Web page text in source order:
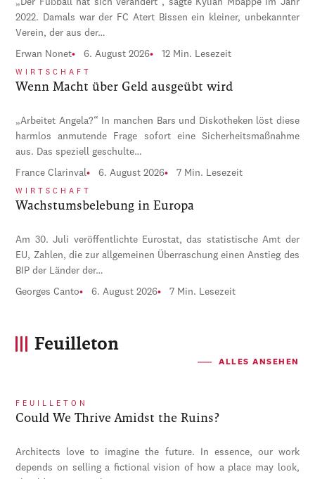
2022. Damals war der FC Atert Bissen ein kleiner, unbekannter
Verein, der aus der…
Erwan Nonet 6. August 2026 12 Min. Lesezeit
WIRTSCHAFT
Wenn Macht über Geld ausgeübt wird
„Arbeitet Angela?“ In manchen Bars und Diskotheken löst diese
harmlos anmutende Frage sofort eine Sicherheitsmaßnahme
aus. Das speziell geschulte…
France Clarinval 6. August 2026 7 Min. Lesezeit
WIRTSCHAFT
Wachstumsbelebung in Europa
Am 30. Juli veröffentlichte Eurostat, das statistische Amt der
EU, Zahlen, die zur allgemeinen Überraschung einen Anstieg des
BIP der Länder der…
Georges Canto 6. August 2026 7 Min. Lesezeit
Feuilleton
ALLES ANSEHEN
FEUILLETON
Could We Thrive Amidst the Ruins?
Architects love to imagine the future. In essence, our work
depends on selling a fictional vision of how a place may look,